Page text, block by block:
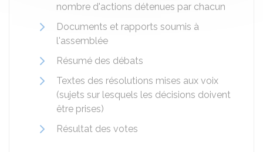
nombre d'actions détenues par chacun
Documents et rapports soumis à
l'assemblée
Résumé des débats
Textes des résolutions mises aux voix
(sujets sur lesquels les décisions doivent
être prises)
Résultat des votes